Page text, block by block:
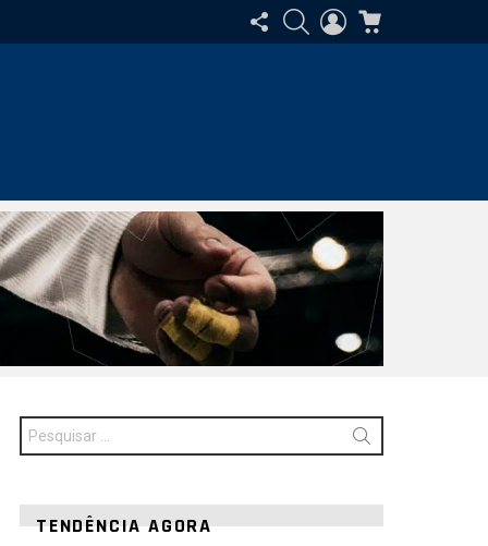
SIGA-
NOS
PESQUISAR
ENTRAR
Procurar
por:
TENDÊNCIA AGORA